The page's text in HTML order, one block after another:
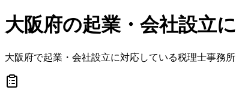
大阪府の起業・会社設立
大阪府で起業・会社設立に対応している税理士事務